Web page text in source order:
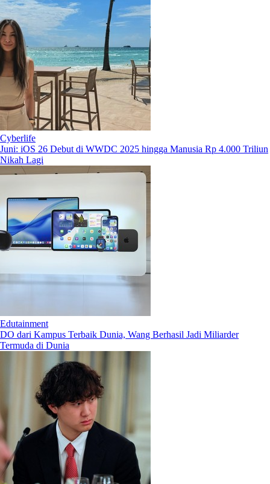
Cyberlife
Juni: iOS 26 Debut di WWDC 2025 hingga Manusia Rp 4.000 Triliun
Nikah Lagi
Edutainment
DO dari Kampus Terbaik Dunia, Wang Berhasil Jadi Miliarder
Termuda di Dunia